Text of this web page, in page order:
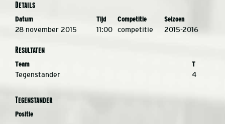
Details
Datum Tijd Competitie Seizoen
28 november 2015 11:00 competitie 2015-2016
Resultaten
Team T
Tegenstander 4
Tegenstander
Positie